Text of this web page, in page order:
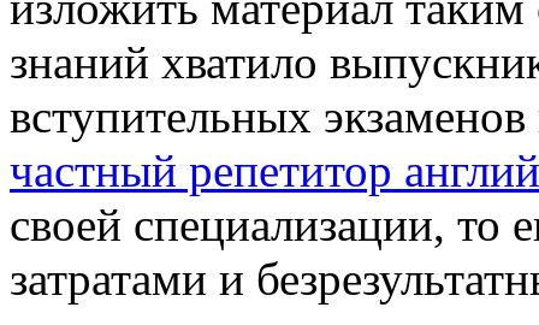
знаний хватило
вступительных
частный репетитор
своей специализации, то
затратами и